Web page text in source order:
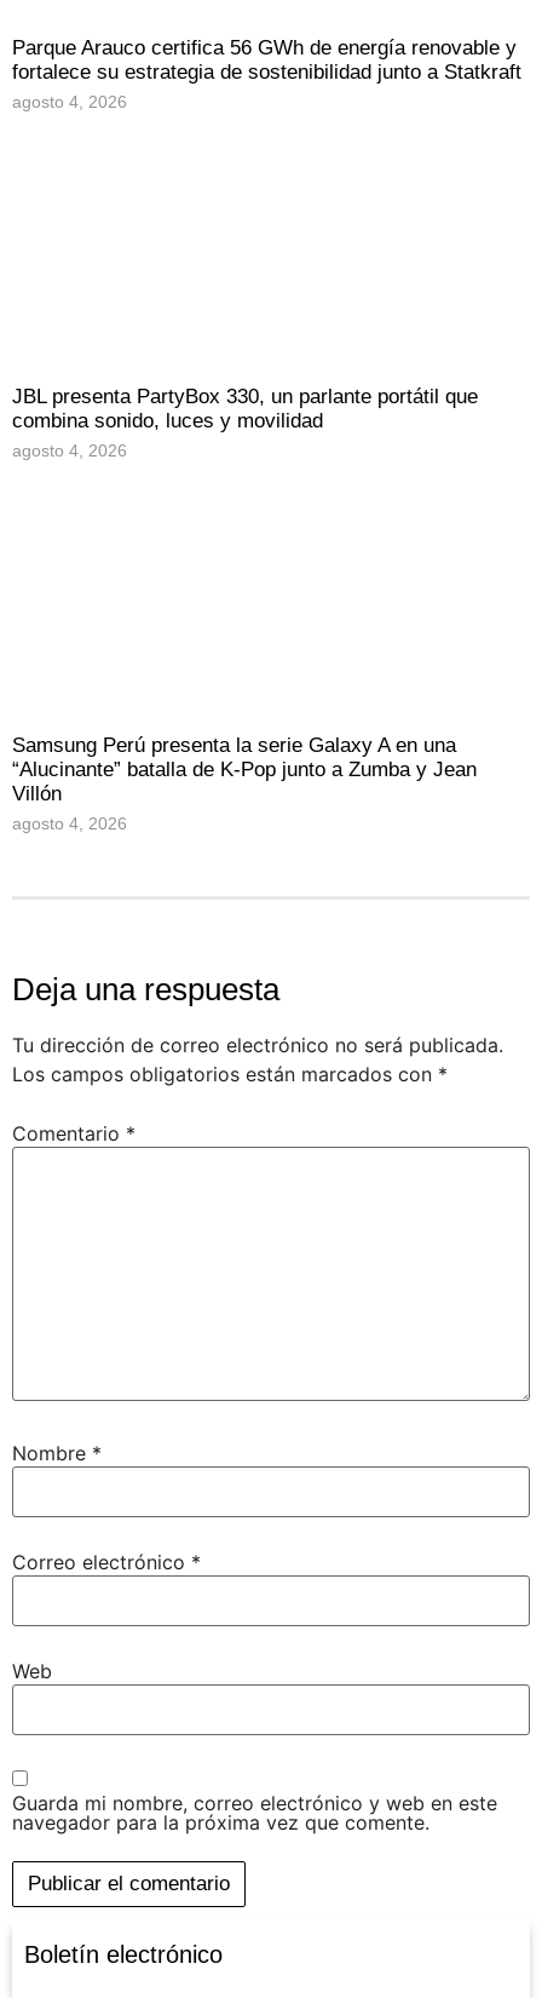
Parque Arauco certifica 56 GWh de energía renovable y
fortalece su estrategia de sostenibilidad junto a Statkraft
agosto 4, 2026
JBL presenta PartyBox 330, un parlante portátil que
combina sonido, luces y movilidad
agosto 4, 2026
Samsung Perú presenta la serie Galaxy A en una
“Alucinante” batalla de K-Pop junto a Zumba y Jean
Villón
agosto 4, 2026
Deja una respuesta
Tu dirección de correo electrónico no será publicada.
Los campos obligatorios están marcados con *
Comentario *
Nombre *
Correo electrónico *
Web
Guarda mi nombre, correo electrónico y web en este
navegador para la próxima vez que comente.
Boletín electrónico